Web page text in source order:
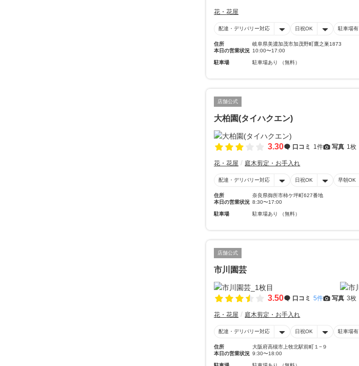
花・花屋
配達・デリバリー対応 日祝OK 駐車場有
住所
岐阜県美濃加茂市加茂野町鷹之巣1873
本日の営業状況 10:00〜17:00
駐車場 駐車場あり （無料）
店舗公式
大柏園(タイハクエン)
3.30 口コミ 1件 写真 1枚
花・花屋 庭木剪定・お手入れ
配達・デリバリー対応 日祝OK 早朝OK
住所
奈良県御所市柿ケ坪町627番地
本日の営業状況 8:30〜17:00
駐車場 駐車場あり （無料）
店舗公式
市川園芸
3.50 口コミ 5件 写真 3枚
花・花屋 庭木剪定・お手入れ
配達・デリバリー対応 日祝OK 駐車場有
住所
大阪府高槻市上牧北駅前町１−９
本日の営業状況 9:30〜18:00